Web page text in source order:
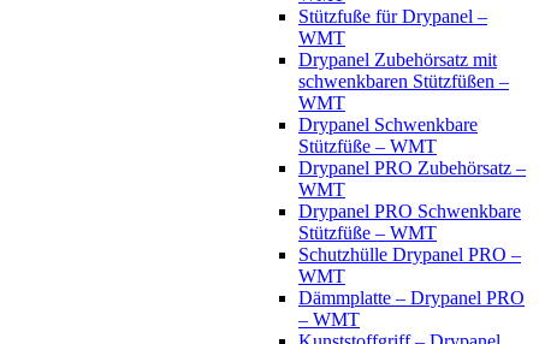
Stützfuße für Drypanel –
WMT
Drypanel Zubehörsatz mit
schwenkbaren Stützfüßen –
WMT
Drypanel Schwenkbare
Stützfüße – WMT
Drypanel PRO Zubehörsatz –
WMT
Drypanel PRO Schwenkbare
Stützfüße – WMT
Schutzhülle Drypanel PRO –
WMT
Dämmplatte – Drypanel PRO
– WMT